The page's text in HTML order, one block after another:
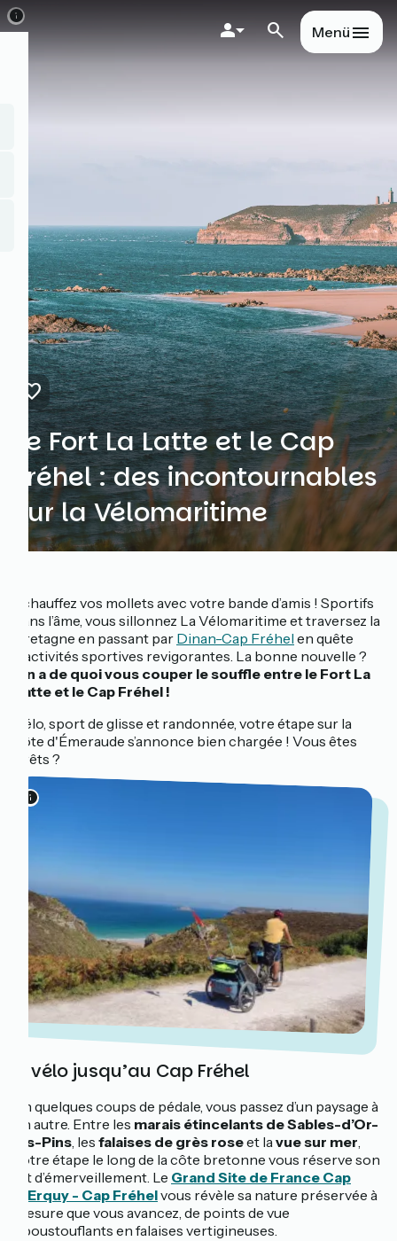
Direkt
zum
Menü
Le Fort La Latte et le Cap
Fréhel : des incontournables
sur la Vélomaritime
Échauffez vos mollets avec votre bande d’amis ! Sportifs
dans l’âme, vous sillonnez La Vélomaritime et traversez la
Bretagne en passant par Dinan-Cap Fréhel en quête
d’activités sportives revigorantes. La bonne nouvelle ?
On a de quoi vous couper le souffle entre le Fort La
Latte et le Cap Fréhel !
Vélo, sport de glisse et randonnée, votre étape sur la
côte d'Émeraude s’annonce bien chargée ! Vous êtes
prêts ?
À vélo jusqu’au Cap Fréhel
En quelques coups de pédale, vous passez d’un paysage à
un autre. Entre les marais étincelants de Sables-d’Or-
les-Pins, les falaises de grès roseet lavue sur mer,
votre étape le long de la côte bretonne vous réserve son
lot d’émerveillement. Le Grand Site de France Cap
d’Erquy - Cap Fréhelvous révèle sa nature préservée à
mesure que vous avancez, de points de vue
époustouflants en falaises vertigineuses.